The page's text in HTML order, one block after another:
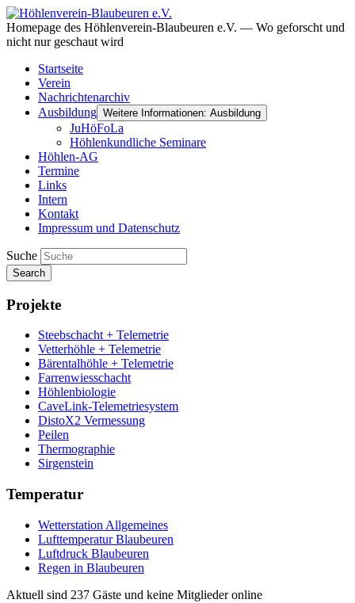
Homepage des Höhlenverein-Blaubeuren e.V. — Wo geforscht und
nicht nur geschaut wird
Startseite
Verein
Nachrichtenarchiv
Ausbildung Weitere Informationen: Ausbildung
JuHöFoLa
Höhlenkundliche Seminare
Höhlen-AG
Termine
Links
Intern
Kontakt
Impressum und Datenschutz
Suche
Search
Projekte
Steebschacht + Telemetrie
Vetterhöhle + Telemetrie
Bärentalhöhle + Telemetrie
Farrenwiesschacht
Höhlenbiologie
CaveLink-Telemetriesystem
DistoX2 Vermessung
Peilen
Thermographie
Sirgenstein
Temperatur
Wetterstation Allgemeines
Lufttemperatur Blaubeuren
Luftdruck Blaubeuren
Regen in Blaubeuren
Aktuell sind 237 Gäste und keine Mitglieder online